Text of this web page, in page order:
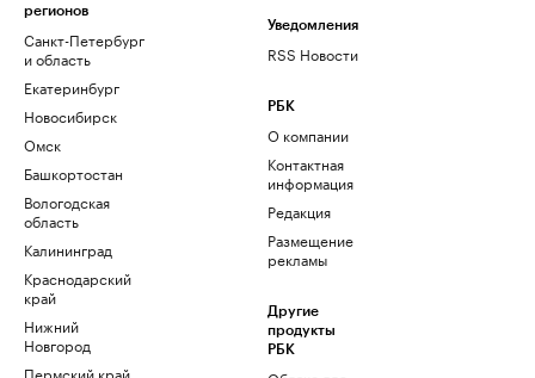
регионов
Санкт-Петербург
и область
Екатеринбург
Новосибирск
Омск
Башкортостан
Вологодская
область
Калининград
Краснодарский
край
Нижний
Новгород
Пермский край
Уведомления
RSS Новости
РБК
О компании
Контактная
информация
Редакция
Размещение
рекламы
Другие
продукты
РБК